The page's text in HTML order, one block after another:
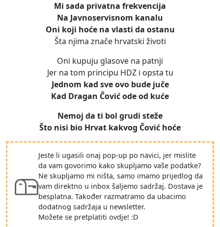
Mi sada privatna frekvencija
Na Javnoservisnom kanalu
Oni koji hoće na vlasti da ostanu
Šta njima znače hrvatski životi
Oni kupuju glasove na patnji
Jer na tom principu HDZ i opsta tu
Jednom kad sve ovo bude juče
Kad Dragan Čović ode od kuće
Nemoj da ti bol grudi steže
Što nisi bio Hrvat kakvog Čović hoće
Jeste li ugasili onaj pop-up po navici, jer mislite
da vam govorimo kako skupljamo vaše podatke?
Ne skupljamo mi ništa, samo imamo prijedlog da
vam direktno u inbox šaljemo sadržaj. Dostava je
besplatna. Također razmatramo da ubacimo
dodatnog sadržaja u newsletter.
Možete se pretplatiti ovdje! :D